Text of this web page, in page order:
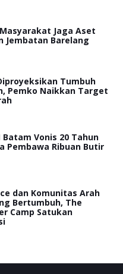
Jaga Aset
Jembatan Barelang
Tumbuh
Pemko Naikkan Target
Vonis 20 Tahun
Pembawa Ribuan Butir
dan Komunitas Arah
Bertumbuh, The
Camp Satukan